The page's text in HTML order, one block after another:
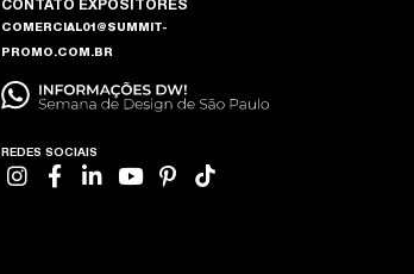
CONTATO EXPOSITORES
COMERCIAL01@SUMMIT-
PROMO.COM.BR
REDES SOCIAIS